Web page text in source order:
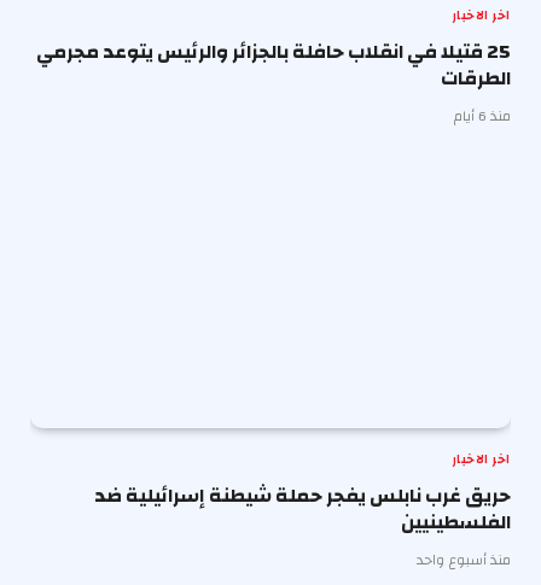
اخر الاخبار
25 قتيلا في انقلاب حافلة بالجزائر والرئيس يتوعد مجرمي
الطرقات
منذ 6 أيام
اخر الاخبار
حريق غرب نابلس يفجر حملة شيطنة إسرائيلية ضد
الفلسطينيين
منذ أسبوع واحد